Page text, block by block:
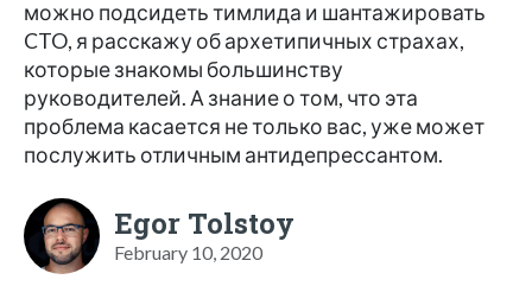
можно подсидеть тимлида и шантажировать
CTO, я расскажу об архетипичных страхах,
которые знакомы большинству
руководителей. А знание о том, что эта
проблема касается не только вас, уже может
послужить отличным антидепрессантом.
Egor Tolstoy
February 10, 2020